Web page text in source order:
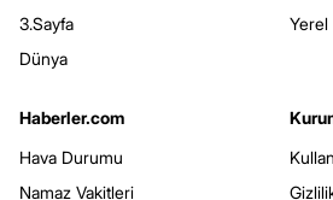
3.Sayfa
Dünya
Yerel
Haberler.com
Hava Durumu
Namaz Vakitleri